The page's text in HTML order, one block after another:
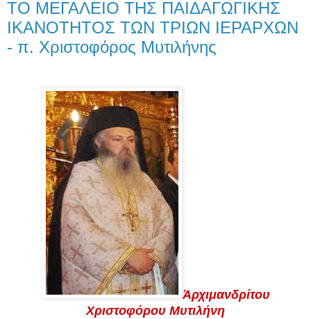
ΤΟ ΜΕΓΑΛΕΙΟ ΤΗΣ ΠΑΙΔΑΓΩΓΙΚΗΣ
ΙΚΑΝΟΤΗΤΟΣ ΤΩΝ ΤΡΙΩΝ ΙΕΡΑΡΧΩΝ
- π. Χριστοφόρος Μυτιλήνης
Ἀρχιμανδρίτου
Χριστοφόρου Μυτιλήνη